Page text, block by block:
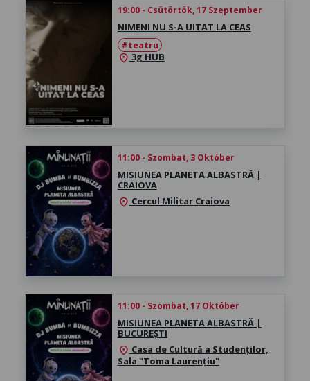
19:00 - Csütörtök, 17 Szeptember
NIMENI NU S-A UITAT LA CEAS
#teatru
location_on3g HUB
11:00 - Szombat, 3 Október
MISIUNEA PLANETA ALBASTRĂ |
CRAIOVA
location_on Cercul Militar Craiova
11:00 - Szombat, 17 Október
MISIUNEA PLANETA ALBASTRĂ |
BUCUREȘTI
location_on Casa de Cultură a Studenților,
Sala "Toma Laurențiu"